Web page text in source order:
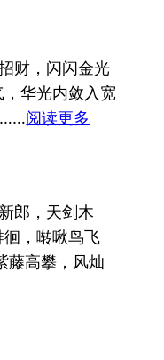
言
绝
句）
财，闪闪金光
华光内敛入宽
阅读更多
言
绝
句）
郎，天剑木
，啭啾鸟飞
藤高攀，风灿